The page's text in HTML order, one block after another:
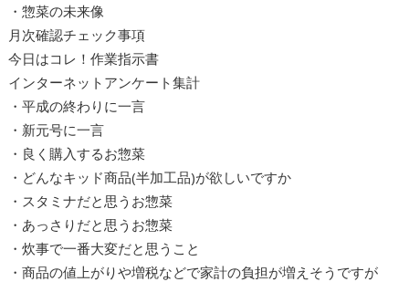
・惣菜の未来像
月次確認チェック事項
今日はコレ！作業指示書
インターネットアンケート集計
・平成の終わりに一言
・新元号に一言
・良く購入するお惣菜
・どんなキッド商品(半加工品)が欲しいですか
・スタミナだと思うお惣菜
・あっさりだと思うお惣菜
・炊事で一番大変だと思うこと
・商品の値上がりや増税などで家計の負担が増えそうですが